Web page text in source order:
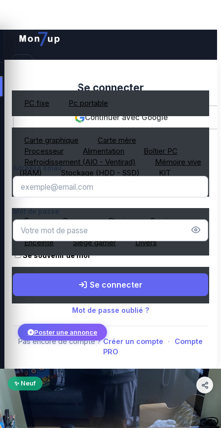
PC gamer occasion
PC fixe Pc portable
Composant PC occasion
Carte graphique
Carte mère
Processeur
Alimentation
Boîtier PC
Refroidissement (AIO - Ventirad)
Mémoire vive
(RAM)
Stockage (HDD - SSD)
KIT
composant PC gamer
Ecran Casque Clavier
Souris
Microphone
Webcam
Enceinte
Siège gamer Divers
Top PC gamer : Intel / AMD
Composants PC gamer
Poster une annonce
Connexion
Se connecter
Continuer avec Google
OU
Adresse email
Se souvenir de moi
Se connecter
Mot de passe oublié ?
Pas encore de compte ? Créer un compte ·
Compte
PRO
✨ Neuf